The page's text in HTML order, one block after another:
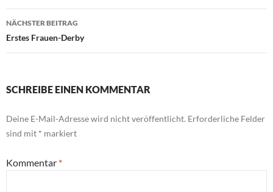
NÄCHSTER BEITRAG
Erstes Frauen-Derby
SCHREIBE EINEN KOMMENTAR
Deine E-Mail-Adresse wird nicht veröffentlicht. Erforderliche Felder
sind mit * markiert
Kommentar *